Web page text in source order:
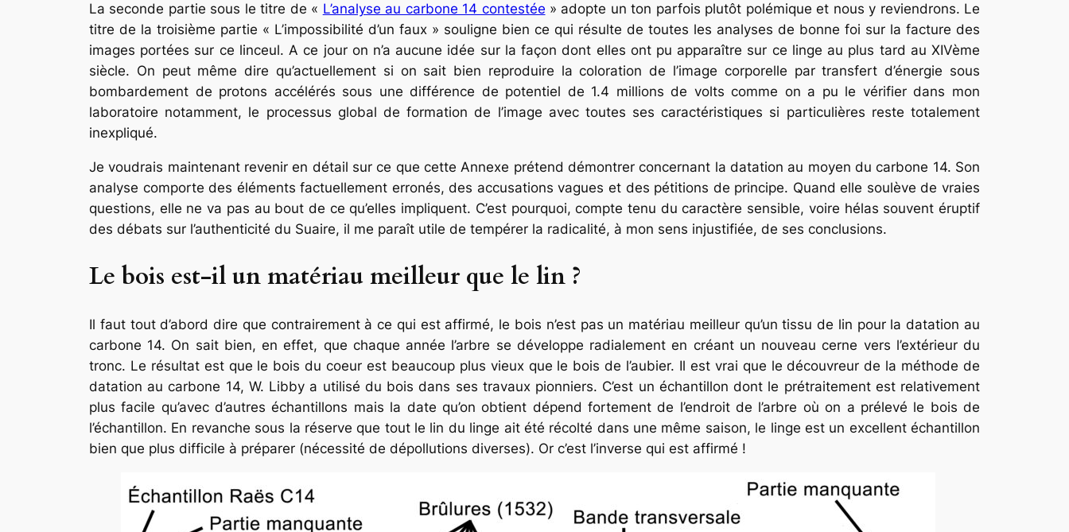
La seconde partie sous le titre de « L’analyse au carbone 14 contestée » adopte un ton parfois plutôt polémique et nous y reviendrons. Le
titre de la troisième partie « L’impossibilité d’un faux » souligne bien ce qui résulte de toutes les analyses de bonne foi sur la facture des
images portées sur ce linceul. A ce jour on n’a aucune idée sur la façon dont elles ont pu apparaître sur ce linge au plus tard au XIVème
siècle. On peut même dire qu’actuellement si on sait bien reproduire la coloration de l’image corporelle par transfert d’énergie sous
bombardement de protons accélérés sous une différence de potentiel de 1.4 millions de volts comme on a pu le vérifier dans mon
laboratoire notamment, le processus global de formation de l’image avec toutes ses caractéristiques si particulières reste totalement
inexpliqué.
Je voudrais maintenant revenir en détail sur ce que cette Annexe prétend démontrer concernant la datation au moyen du carbone 14. Son
analyse comporte des éléments factuellement erronés, des accusations vagues et des pétitions de principe. Quand elle soulève de vraies
questions, elle ne va pas au bout de ce qu’elles impliquent. C’est pourquoi, compte tenu du caractère sensible, voire hélas souvent éruptif
des débats sur l’authenticité du Suaire, il me paraît utile de tempérer la radicalité, à mon sens injustifiée, de ses conclusions.
Le bois est-il un matériau meilleur que le lin ?
Il faut tout d’abord dire que contrairement à ce qui est affirmé, le bois n’est pas un matériau meilleur qu’un tissu de lin pour la datation au
carbone 14. On sait bien, en effet, que chaque année l’arbre se développe radialement en créant un nouveau cerne vers l’extérieur du
tronc. Le résultat est que le bois du coeur est beaucoup plus vieux que le bois de l’aubier. Il est vrai que le découvreur de la méthode de
datation au carbone 14, W. Libby a utilisé du bois dans ses travaux pionniers. C’est un échantillon dont le prétraitement est relativement
plus facile qu’avec d’autres échantillons mais la date qu’on obtient dépend fortement de l’endroit de l’arbre où on a prélevé le bois de
l’échantillon. En revanche sous la réserve que tout le lin du linge ait été récolté dans une même saison, le linge est un excellent échantillon
bien que plus difficile à préparer (nécessité de dépollutions diverses). Or c’est l’inverse qui est affirmé !